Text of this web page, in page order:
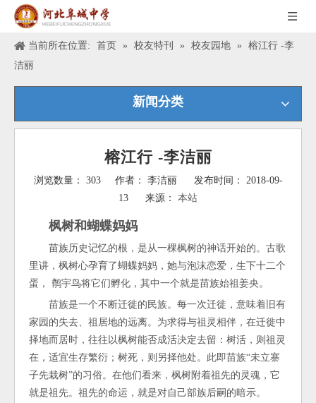
当前所在位置: 首页 » 校友特刊 » 校友园地 »
榕江行 -李
洁丽
新闻分类
榕江行 -李洁丽
浏览数量： 303作者： 李洁丽 发布时间： 2018-09-
13 来源： 本站
["wechat","weibo","qzone","douban","email"]
枫树和蝴蝶妈妈
苗族历史记忆的根，是从一棵枫树的神话开始的。古歌
里讲，枫树心孕育了蝴蝶妈妈，她与泡沫恋爱，生下十二个
蛋， 鹡宇鸟将它们孵化，其中一个就是苗族始祖姜央。
苗族是一个不断迁徙的民族。每一次迁徙，意味着旧有
家园的失去、祖居地的远离。为求得与祖灵相伴，在迁徙中
择地而居时，往往以枫树能否成活决定去留：树活，则祖灵
在，适宜生存繁衍；树死，则另择他处。此即苗族“未立寨
子先栽树”的习俗。在他们看来，枫树附着祖先的灵魂，它
就是祖先。祖先的命运，就是对自己部族后嗣的暗示。